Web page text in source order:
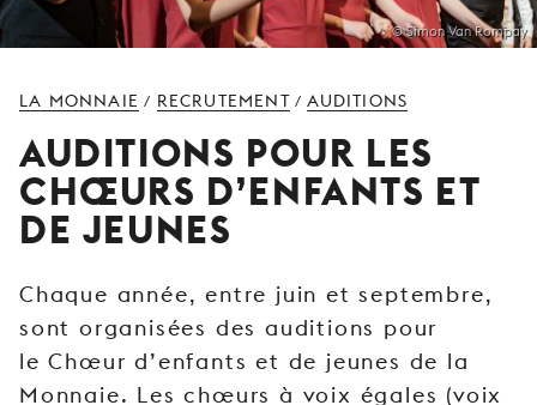
VOTRE
PUBLIC
LA
SOUTENIR
© Simon Van Rompay
LA MONNAIE / RECRUTEMENT/AUDITIONS
AUDITIONS POUR LES
CHŒURS D’ENFANTS ET
DE JEUNES
Chaque année, entre juin et septembre,
sont organisées des auditions pour
le Chœur d’enfants et de jeunes de la
Monnaie. Les chœurs à voix égales (voix